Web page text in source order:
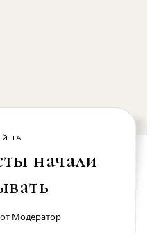
начали
Модератор